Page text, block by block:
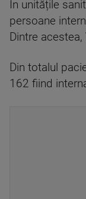
În unitățile
persoane
Dintre acestea,
Din totalul
162 fiind